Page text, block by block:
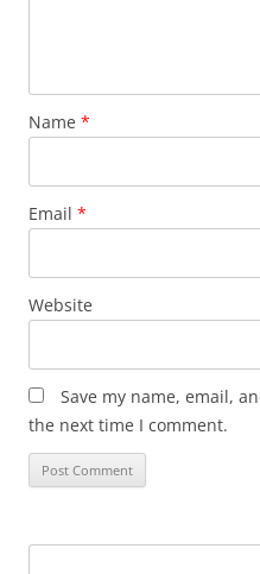
Name *
Email *
Website
Save my name, email,
the next time I comment.